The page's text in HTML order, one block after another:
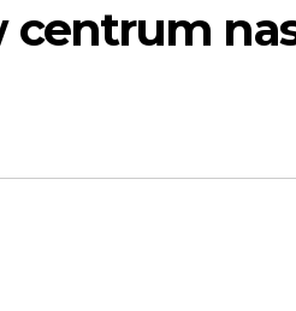
centrum